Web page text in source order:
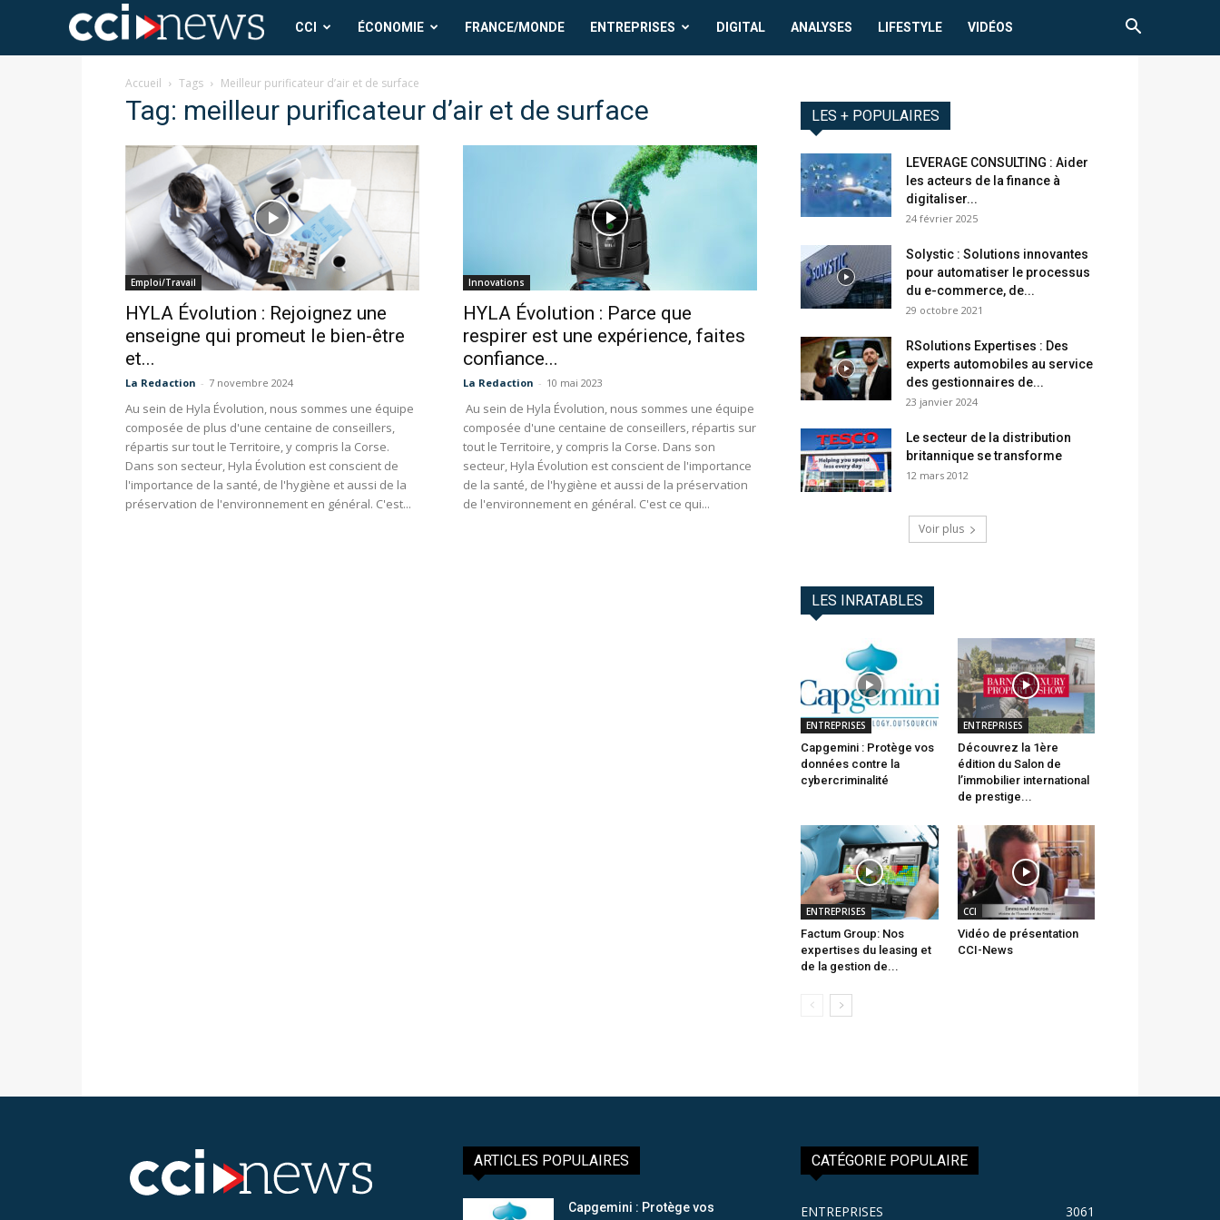
CCI
News
CCI ÉCONOMIE FRANCE/MONDE ENTREPRISES DIGITAL ANALYSES LIFESTYLE VIDÉOS
Accueil Tags Meilleur purificateur d’air et de surface
Tag: meilleur purificateur d’air et de surface
Emploi/Travail
HYLA Évolution : Rejoignez une
enseigne qui promeut le bien-être
et...
La Redaction - 7 novembre 2024
Au sein de Hyla Évolution, nous sommes une équipe
composée de plus d'une centaine de conseillers,
répartis sur tout le Territoire, y compris la Corse.
Dans son secteur, Hyla Évolution est conscient de
l'importance de la santé, de l'hygiène et aussi de la
préservation de l'environnement en général. C'est...
Innovations
HYLA Évolution : Parce que
respirer est une expérience, faites
confiance...
La Redaction - 10 mai 2023
Au sein de Hyla Évolution, nous sommes une équipe
composée d'une centaine de conseillers, répartis sur
tout le Territoire, y compris la Corse. Dans son
secteur, Hyla Évolution est conscient de l'importance
de la santé, de l'hygiène et aussi de la préservation
de l'environnement en général. C'est ce qui...
LES + POPULAIRES
LEVERAGE CONSULTING : Aider
les acteurs de la finance à
digitaliser...
24 février 2025
Solystic : Solutions innovantes
pour automatiser le processus ​
du e-commerce, de...
29 octobre 2021
RSolutions Expertises : Des
experts automobiles au service
des gestionnaires de...
23 janvier 2024
Le secteur de la distribution
britannique se transforme
12 mars 2012
Voir plus
LES INRATABLES
ENTREPRISES
Capgemini : Protège vos
données contre la
cybercriminalité
ENTREPRISES
Découvrez la 1ère
édition du Salon de
l’immobilier international
de prestige...
ENTREPRISES
Factum Group: Nos
expertises du leasing et
de la gestion de...
CCI
Vidéo de présentation
CCI-News
ARTICLES POPULAIRES
Capgemini : Protège vos
CATÉGORIE POPULAIRE
ENTREPRISES 3061